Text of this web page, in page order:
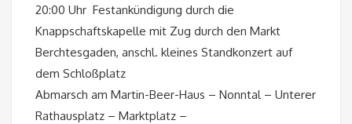
20:00 Uhr Festankündigung durch die
Knappschaftskapelle mit Zug durch den Markt
Berchtesgaden, anschl. kleines Standkonzert auf
dem Schloßplatz
Abmarsch am Martin-Beer-Haus – Nonntal – Unterer
Rathausplatz – Marktplatz –